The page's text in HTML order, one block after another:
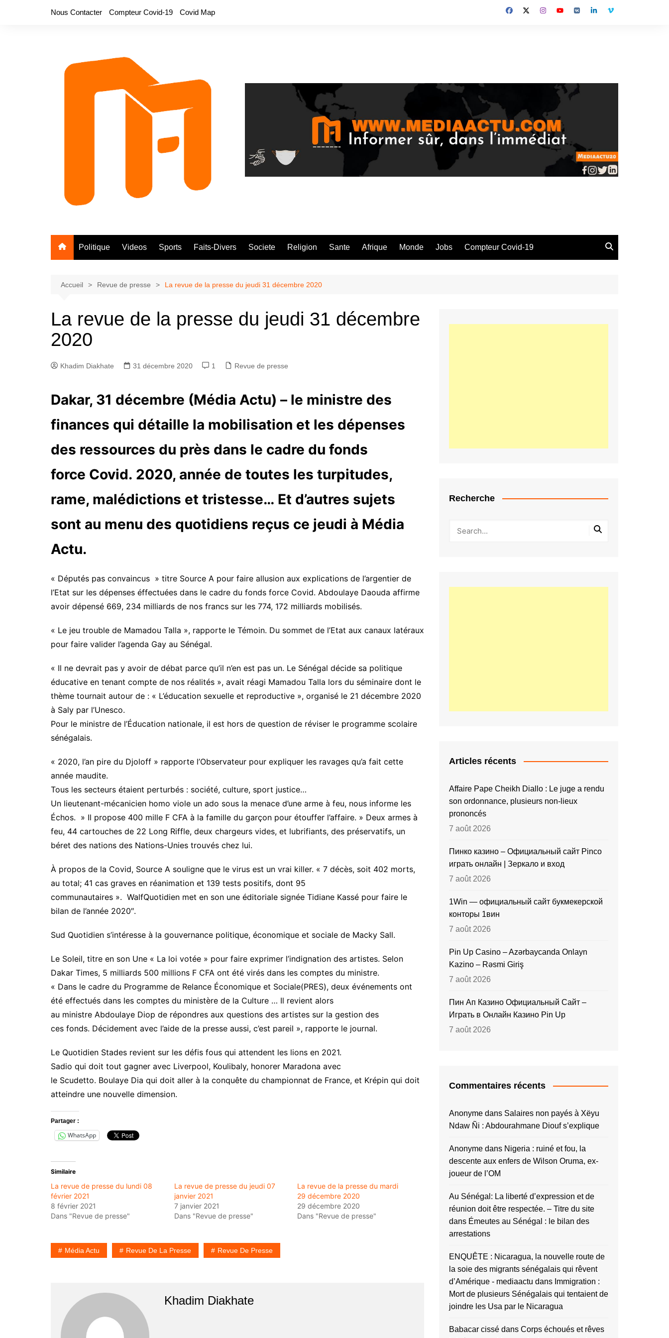
Nous Contacter Compteur Covid-19 Covid Map
Politique Videos Sports Faits-Divers Societe Religion Sante Afrique Monde Jobs Compteur Covid-19
Accueil Revue de presse La revue de la presse du jeudi 31 décembre 2020
La revue de la presse du jeudi 31 décembre
2020
Khadim Diakhate 31 décembre 2020 1 Revue de presse
Dakar, 31 décembre (Média Actu) – le ministre des
finances qui détaille la mobilisation et les dépenses
des ressources du près dans le cadre du fonds
force Covid. 2020, année de toutes les turpitudes,
rame, malédictions et tristesse… Et d’autres sujets
sont au menu des quotidiens reçus ce jeudi à Média
Actu.
« Députés pas convaincus » titre Source A pour faire allusion aux explications de l’argentier de
l’Etat sur les dépenses éffectuées dans le cadre du fonds force Covid. Abdoulaye Daouda affirme
avoir dépensé 669, 234 milliards de nos francs sur les 774, 172 milliards mobilisés.
« Le jeu trouble de Mamadou Talla », rapporte le Témoin. Du sommet de l’Etat aux canaux latéraux
pour faire valider l’agenda Gay au Sénégal.
« Il ne devrait pas y avoir de débat parce qu’il n’en est pas un. Le Sénégal décide sa politique
éducative en tenant compte de nos réalités », avait réagi Mamadou Talla lors du séminaire dont le
thème tournait autour de : « L’éducation sexuelle et reproductive », organisé le 21 décembre 2020
à Saly par l’Unesco.
Pour le ministre de l’Éducation nationale, il est hors de question de réviser le programme scolaire
sénégalais.
« 2020, l’an pire du Djoloff » rapporte l’Observateur pour expliquer les ravages qu’a fait cette
année maudite.
Tous les secteurs étaient perturbés : société, culture, sport justice…
Un lieutenant-mécanicien homo viole un ado sous la menace d’une arme à feu, nous informe les
Échos. » Il propose 400 mille F CFA à la famille du garçon pour étouffer l’affaire. » Deux armes à
feu, 44 cartouches de 22 Long Riffle, deux chargeurs vides, et lubrifiants, des préservatifs, un
béret des nations des Nations-Unies trouvés chez lui.
À propos de la Covid, Source A souligne que le virus est un vrai killer. « 7 décès, soit 402 morts,
au total; 41 cas graves en réanimation et 139 tests positifs, dont 95
communautaires ». WalfQuotidien met en son une éditoriale signée Tidiane Kassé pour faire le
bilan de l’année 2020″.
Sud Quotidien s’intéresse à la gouvernance politique, économique et sociale de Macky Sall.
Le Soleil, titre en son Une « La loi votée » pour faire exprimer l’indignation des artistes. Selon
Dakar Times, 5 milliards 500 millions F CFA ont été virés dans les comptes du ministre.
« Dans le cadre du Programme de Relance Économique et Sociale(PRES), deux événements ont
été effectués dans les comptes du ministère de la Culture … Il revient alors
au ministre Abdoulaye Diop de répondres aux questions des artistes sur la gestion des
ces fonds. Décidement avec l’aide de la presse aussi, c’est pareil », rapporte le journal.
Le Quotidien Stades revient sur les défis fous qui attendent les lions en 2021.
Sadio qui doit tout gagner avec Liverpool, Koulibaly, honorer Maradona avec
le Scudetto. Boulaye Dia qui doit aller à la conquête du championnat de France, et Krépin qui doit
atteindre une nouvelle dimension.
Partager :
WhatsApp
Similaire
La revue de presse du lundi 08
février 2021
8 février 2021
Dans "Revue de presse"
La revue de presse du jeudi 07
janvier 2021
7 janvier 2021
Dans "Revue de presse"
La revue de la presse du mardi
29 décembre 2020
29 décembre 2020
Dans "Revue de presse"
Média Actu Revue De La Presse Revue De Presse
Khadim Diakhate
Recherche
Articles récents
Affaire Pape Cheikh Diallo : Le juge a rendu
son ordonnance, plusieurs non-lieux
prononcés
7 août 2026
Пинко казино – Официальный сайт Pinco
играть онлайн | Зеркало и вход
7 août 2026
1Win — официальный сайт букмекерской
конторы 1вин
7 août 2026
Pin Up Casino – Azərbaycanda Onlayn
Kazino – Rəsmi Giriş
7 août 2026
Пин Ап Казино Официальный Сайт –
Играть в Онлайн Казино Pin Up
7 août 2026
Commentaires récents
Anonyme dans Salaires non payés à Xëyu
Ndaw Ñi : Abdourahmane Diouf s’explique
Anonyme dans Nigeria : ruiné et fou, la
descente aux enfers de Wilson Oruma, ex-
joueur de l’OM
Au Sénégal: La liberté d’expression et de
réunion doit être respectée. – Titre du site
dans Émeutes au Sénégal : le bilan des
arrestations
ENQUÊTE : Nicaragua, la nouvelle route de
la soie des migrants sénégalais qui rêvent
d’Amérique - mediaactu dans Immigration :
Mort de plusieurs Sénégalais qui tentaient de
joindre les Usa par le Nicaragua
Babacar cissé dans Corps échoués et rêves